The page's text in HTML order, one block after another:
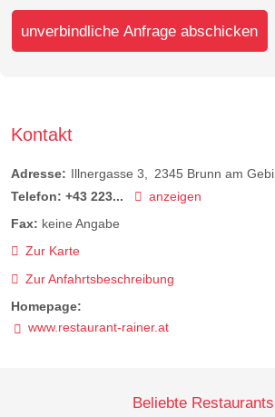
unverbindliche Anfrage abschicken
Kontakt
Adresse: Illnergasse 3 2345 Brunn am
Telefon: +43 223...
anzeigen
Fax: keine Angabe
Zur Karte
Zur Anfahrtsbeschreibung
Homepage:
www.restaurant-rainer.at
Beliebte Restaurants